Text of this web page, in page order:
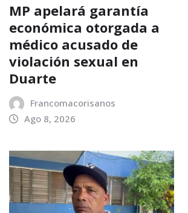
MP apelará garantía
económica otorgada a
médico acusado de
violación sexual en
Duarte
Francomacorisanos
Ago 8, 2026